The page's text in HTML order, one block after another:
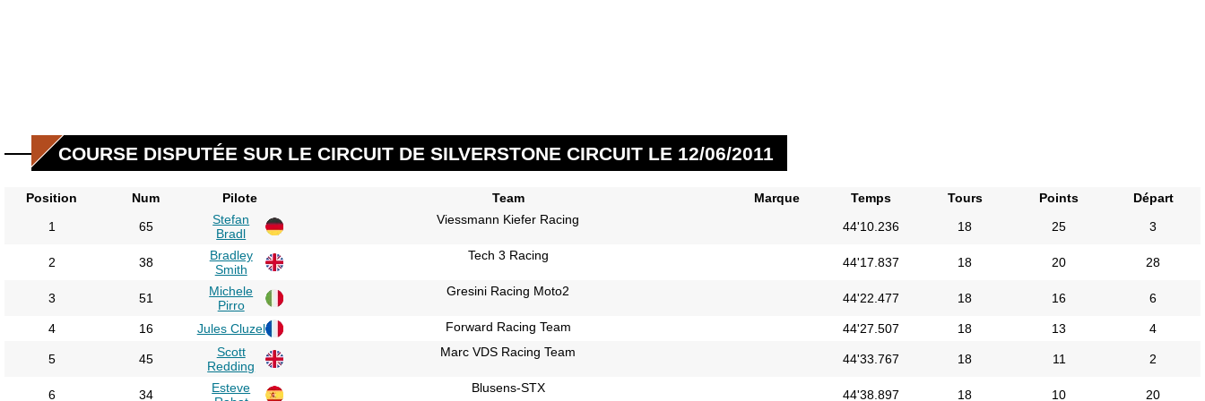
COURSE DISPUTÉE SUR LE CIRCUIT DE SILVERSTONE CIRCUIT LE 12/06/2011
Position Num Pilote Team Marque Temps Tours Points
Départ
1
65
Stefan
Bradl
Viessmann Kiefer Racing 44'10.236 18 25 3
2 38
Bradley
Smith
Tech 3 Racing 44'17.837 18 20 28
3 51
Michele
Pirro
Gresini Racing Moto2 44'22.477 18 16 6
4 16 Jules Cluzel Forward Racing Team 44'27.507 18 13 4
5 45
Scott
Redding
Marc VDS Racing Team 44'33.767 18 11 2
6 34
Esteve
Blusens-STX 44'38.897 18 10 20